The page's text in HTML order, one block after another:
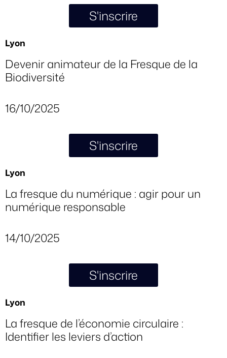
S'inscrire
Lyon
Devenir animateur de la Fresque de la
Biodiversité
16/10/2025
S'inscrire
Lyon
La fresque du numérique : agir pour un
numérique responsable
14/10/2025
S'inscrire
Lyon
La fresque de l’économie circulaire :
Identifier les leviers d’action